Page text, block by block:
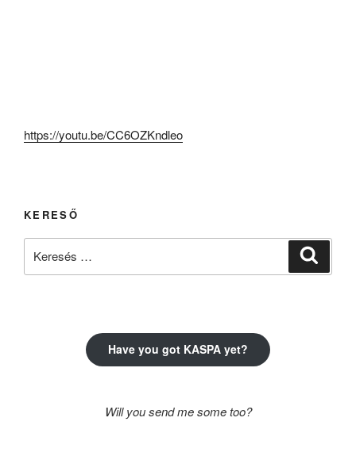
https://youtu.be/CC6OZKndleo
KERESŐ
Have you got KASPA yet?
Will you send me some too?